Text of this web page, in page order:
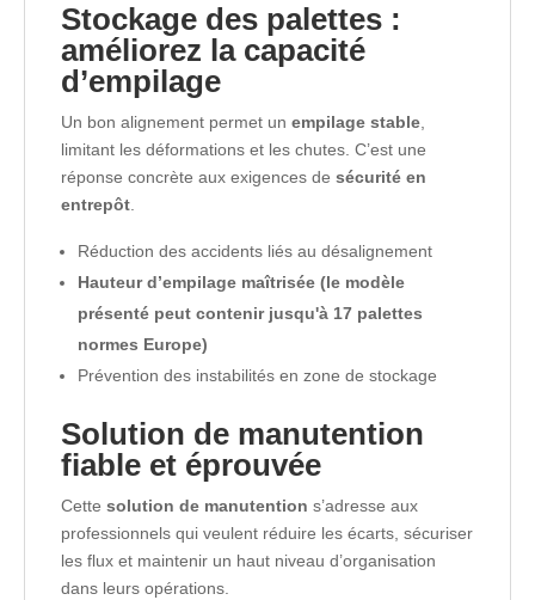
Stockage des palettes :
améliorez la capacité
d’empilage
Un bon alignement permet un empilage stable
limitant les déformations et les chutes. C’est une
réponse concrète aux exigences de sécurité en
entrepôt
Réduction des accidents liés au désalignement
Hauteur d’empilage maîtrisée (le modèle
présenté peut contenir jusqu'à 17 palettes
normes Europe)
Prévention des instabilités en zone de stockage
Solution de manutention
fiable et éprouvée
Cette solution de manutention s’adresse aux
professionnels qui veulent réduire les écarts, sécuriser
les flux et maintenir un haut niveau d’organisation
dans leurs opérations.